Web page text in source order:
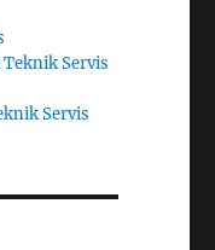
Servis
Servis